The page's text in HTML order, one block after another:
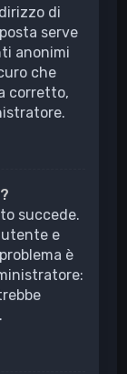
di
serve
anonimi
che
corretto,
succede.
utente e
è